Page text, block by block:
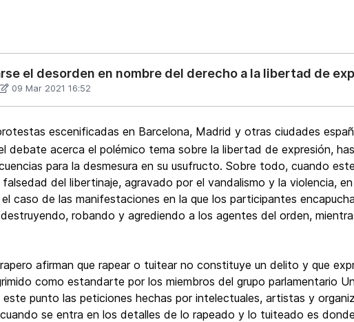
el desorden en nombre del derecho a la libertad de
09 Mar 2021 16:52
escenificadas en Barcelona, Madrid y otras ciudades
debate acerca el polémico tema sobre la libertad de expresión,
para la desmesura en su usufructo. Sobre todo, cuando
del libertinaje, agravado por el vandalismo y la violencia,
caso de las manifestaciones en la que los participantes
robando y agrediendo a los agentes del orden,
afirman que rapear o tuitear no constituye un delito y que
como estandarte por los miembros del grupo parlamentario
este punto las peticiones hechas por intelectuales, artistas y
se entra en los detalles de lo rapeado y lo tuiteado es